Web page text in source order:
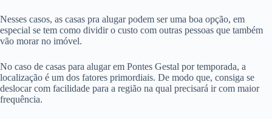
Nesses casos, as casas pra alugar podem ser uma boa opção, em
especial se tem como dividir o custo com outras pessoas que também
vão morar no imóvel.
No caso de casas para alugar em Pontes Gestal por temporada, a
localização é um dos fatores primordiais. De modo que, consiga se
deslocar com facilidade para a região na qual precisará ir com maior
frequência.